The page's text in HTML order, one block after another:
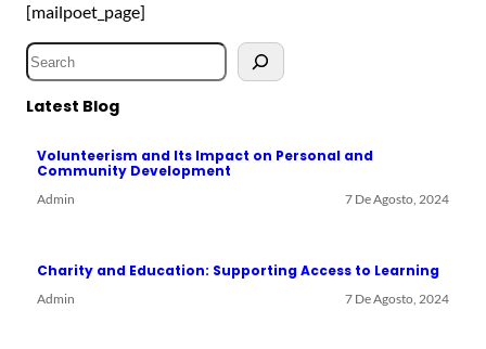
[mailpoet_page]
S
e
a
Latest Blog
Volunteerism and Its Impact on Personal and
Community Development
Admin 7 De Agosto, 2024
Charity and Education: Supporting Access to Learning
Admin 7 De Agosto, 2024